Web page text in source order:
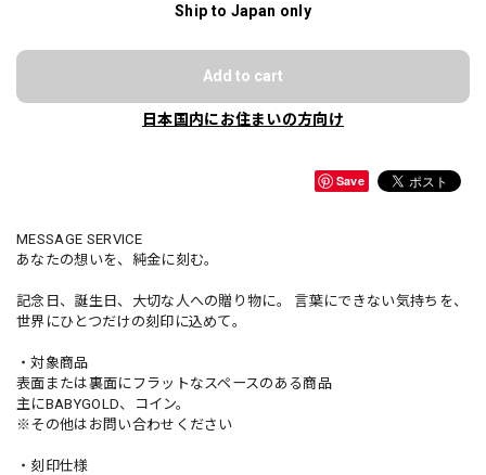
Ship to Japan only
Add to cart
日本国内にお住まいの方向け
Save
MESSAGE SERVICE
あなたの想いを、純金に刻む。
記念日、誕生日、大切な人への贈り物に。 言葉にできない気持ちを、
世界にひとつだけの刻印に込めて。
・対象商品
表面または裏面にフラットなスペースのある商品
主にBABYGOLD、コイン。
※その他はお問い合わせください
・刻印仕様